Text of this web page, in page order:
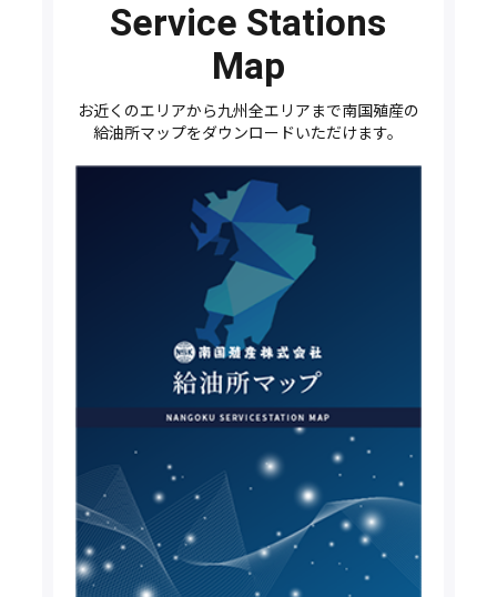
Service Stations
Map
お近くのエリアから九州全エリアまで南国殖産の
給油所マップをダウンロードいただけます。